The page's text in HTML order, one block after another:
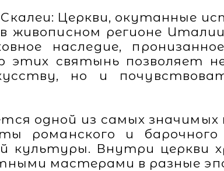
Церкви, окутанные
живописном регионе
наследие,
этих святынь позволяет
но и
одной из самых значимых
романского и барочного
культуры. Внутри церкви
мастерами в разные